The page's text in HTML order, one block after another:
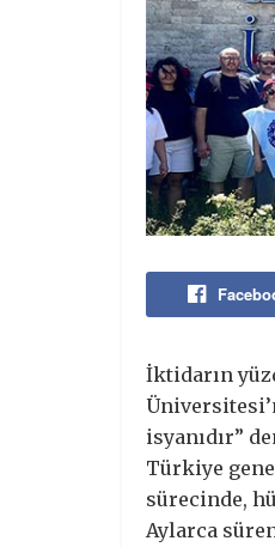
İktidarın
isyanıdır”
Türkiye
sürecinde,
Aylarca